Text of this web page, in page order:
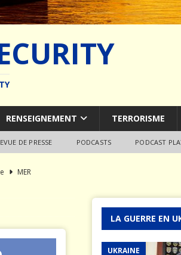
RENSEIGNEMENT TERRORISME
DE PRESSE PODCASTS PODCAST
MER
LA GUERRE EN
UKRAINE